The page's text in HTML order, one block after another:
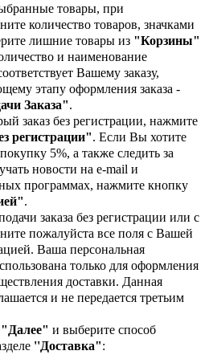
товары, при
количество товаров, значками
лишние товары из "Корзины"
и наименование
Вашему заказу,
этапу оформления заказа -
Заказа".
заказ без регистрации, нажмите
регистрации". Если Вы хотите
5%, а также следить за
новости на e-mail и
программах, нажмите кнопку
.
заказа без регистрации или с
пожалуйста все поля с Вашей
Ваша персональная
только для оформления
доставки. Данная
и не передается третьим
"Далее" и выберите способ
''Доставка":